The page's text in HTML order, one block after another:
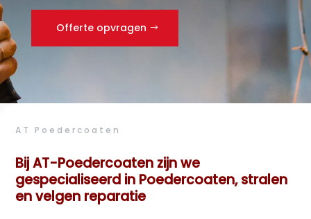
Offerte opvragen
AT Poedercoaten
Bij AT-Poedercoaten zijn we
gespecialiseerd in Poedercoaten, stralen
en velgen reparatie